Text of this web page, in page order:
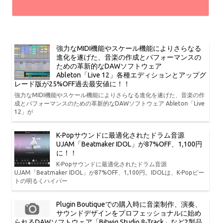
強力なMIDI機能やスケール機能によりさらなる
進化を遂げた、音楽の作成とパフォーマンスの
ための革新的なDAWソフトウェア
Ableton「Live 12」各種エディションとアップグ
レード版が25%OFF過去最安値に！！
強力なMIDI機能やスケール機能によりさらなる進化を遂げた、音楽の作
成とパフォーマンスのための革新的なDAWソフトウェア Ableton「Live
12」が
K-Popサウンドに最適化されたドラム音源
UJAM「Beatmaker IDOL」が87%OFF、1,100円
に！！
K-Popサウンドに最適化されたドラム音源
UJAM「Beatmaker IDOL」が87%OFF、1,100円。IDOLは、K-Popビー
トの明るくハイパー
Plugin Boutiqueでの購入時に音楽制作、演奏、
サウンドデザインをプロフェッショナルに始め